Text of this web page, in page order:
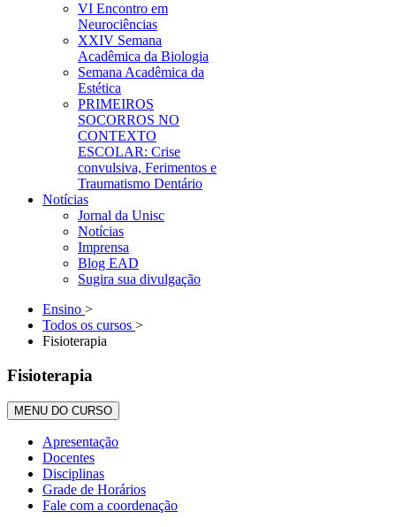
VI Encontro em
Neurociências
XXIV Semana
Acadêmica da Biologia
Semana Acadêmica da
Estética
PRIMEIROS
SOCORROS NO
CONTEXTO
ESCOLAR: Crise
convulsiva, Ferimentos e
Traumatismo Dentário
Notícias
Jornal da Unisc
Notícias
Imprensa
Blog EAD
Sugira sua divulgação
Ensino >
Todos os cursos >
Fisioterapia
Fisioterapia
MENU DO CURSO
Apresentação
Docentes
Disciplinas
Grade de Horários
Fale com a coordenação